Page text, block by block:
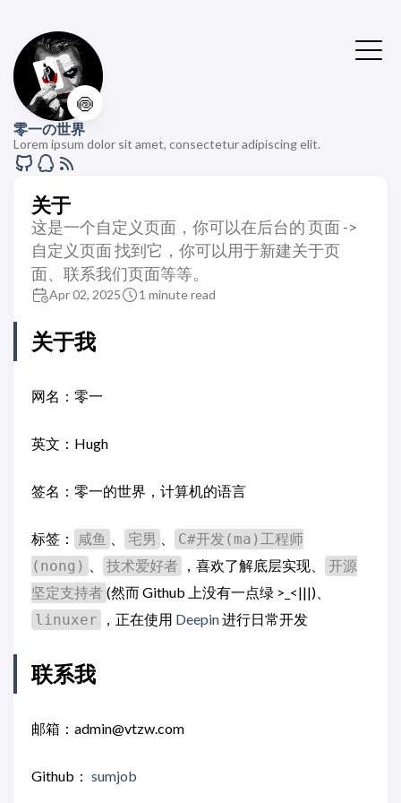
🍥
零一の世界
Lorem ipsum dolor sit amet, consectetur adipiscing elit.
关于
这是一个自定义页面，你可以在后台的 页面 ->
自定义页面 找到它，你可以用于新建关于页
面、联系我们页面等等。
Apr 02, 2025 1 minute read
关于我
网名：零一
英文：Hugh
签名：零一的世界，计算机的语言
标签： 咸鱼 宅男
C#开发(ma)工程师
(nong)
技术爱好者 ，喜欢了解底层实现、
开源
坚定支持者 (然而 Github 上没有一点绿 >_<|||)、
linuxer
，正在使用 Deepin进行日常开发
联系我
邮箱：admin@vtzw.com
Github： sumjob